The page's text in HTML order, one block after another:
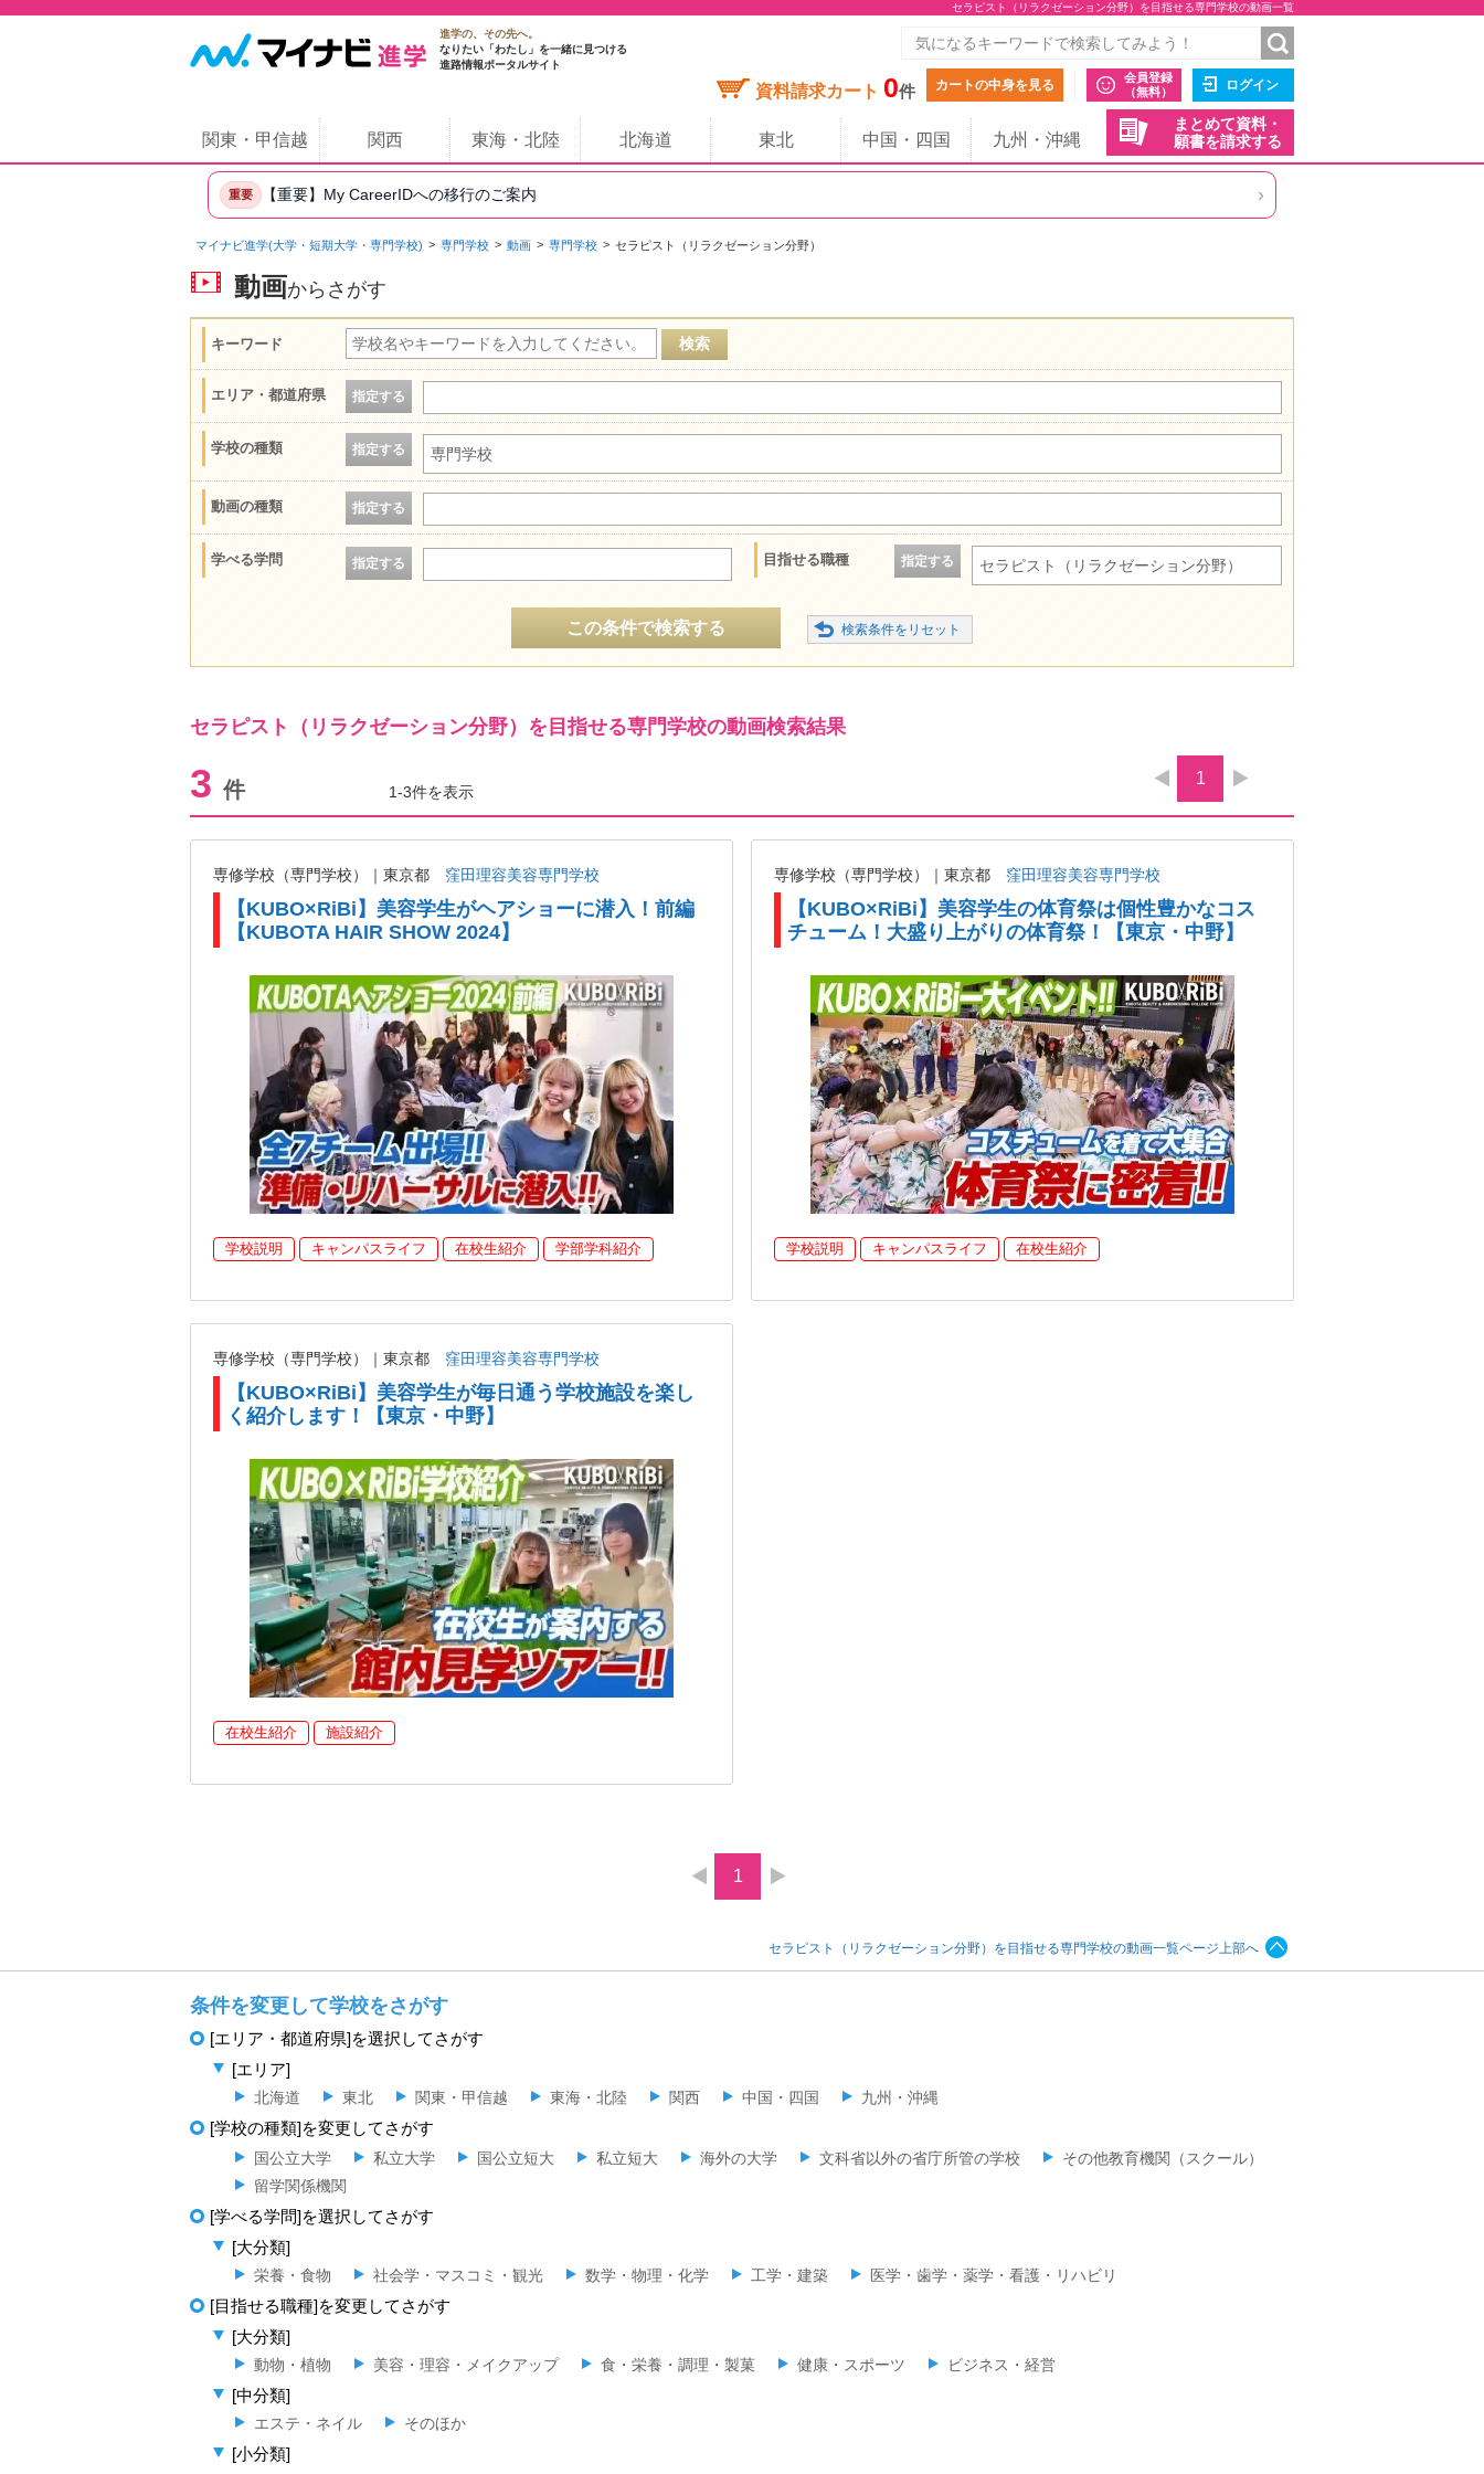
セラピスト（リラクゼーション分野）を目指せる専門学校の動画一覧
進学の、その先へ。
なりたい「わたし」を一緒に見つける
進路情報ポータルサイト
資料請求カート 0件 カートの中身を見る
会員登録
（無料）
ログイン
まとめて資料・
願書を請求する
関東・甲信越 関西 東海・北陸 北海道 東北 中国・四国 九州・沖縄
重要 【重要】My CareerIDへの移行のご案内 ›
マイナビ進学(大学・短期大学・専門学校) 専門学校 動画 専門学校 セラピスト（リラクゼーション分野）
動画からさがす
キーワード
エリア・都道府県 指定する
学校の種類 指定する 専門学校
動画の種類 指定する
学べる学問 指定する 目指せる職種 指定する セラピスト（リラクゼーション分野）
この条件で検索する
セラピスト（リラクゼーション分野）を目指せる専門学校の動画検索結果
3 件 1-3件を表示
1
専修学校（専門学校）｜東京都 窪田理容美容専門学校
【KUBO×RiBi】美容学生がヘアショーに潜入！前編
【KUBOTA HAIR SHOW 2024】
学校説明 キャンパスライフ 在校生紹介 学部学科紹介
専修学校（専門学校）｜東京都 窪田理容美容専門学校
【KUBO×RiBi】美容学生の体育祭は個性豊かなコス
チューム！大盛り上がりの体育祭！【東京・中野】
学校説明 キャンパスライフ 在校生紹介
専修学校（専門学校）｜東京都 窪田理容美容専門学校
【KUBO×RiBi】美容学生が毎日通う学校施設を楽し
く紹介します！【東京・中野】
在校生紹介 施設紹介
1
セラピスト（リラクゼーション分野）を目指せる専門学校の動画一覧ページ上部へ
条件を変更して学校をさがす
[エリア・都道府県]を選択してさがす
[エリア]
北海道 東北 関東・甲信越 東海・北陸 関西 中国・四国 九州・沖縄
[学校の種類]を変更してさがす
国公立大学 私立大学 国公立短大 私立短大 海外の大学 文科省以外の省庁所管の学校
その他教育機関（スクール）
留学関係機関
[学べる学問]を選択してさがす
[大分類]
栄養・食物 社会学・マスコミ・観光 数学・物理・化学 工学・建築 医学・歯学・薬学・看護・リハビリ
[目指せる職種]を変更してさがす
[大分類]
動物・植物 美容・理容・メイクアップ 食・栄養・調理・製菓 健康・スポーツ ビジネス・経営
[中分類]
エステ・ネイル そのほか
[小分類]